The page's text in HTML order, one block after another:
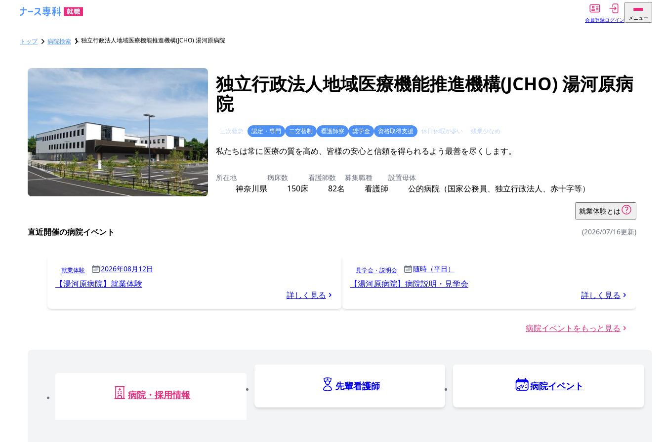
会員登録ログイン メニュー
トップ 病院検索 独立行政法人地域医療機能推進機構(JCHO) 湯河原病院
独立行政法人地域医療機能推進機構(JCHO) 湯河原病
院
三次救急 認定・専門 二交替制 看護師寮 奨学金 資格取得支援 休日休暇が多い 残業少なめ
所在地
神奈川県
病床数
150床
看護師数
82名
募集職種
看護師
設置母体
公的病院（国家公務員、独立行政法人、赤十字等）
就業体験とは
直近開催の病院イベント (2026/07/16更新)
就業体験 2026年08月12日
【湯河原病院】就業体験
詳しく見る
見学会・説明会 随時（平日）
【湯河原病院】病院説明・見学会
詳しく見る
病院イベントをもっと見る
病院・採用情報
先輩看護師 病院イベント